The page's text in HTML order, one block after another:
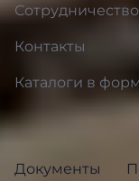
Сотрудничество
Контакты
Каталоги в
Документы